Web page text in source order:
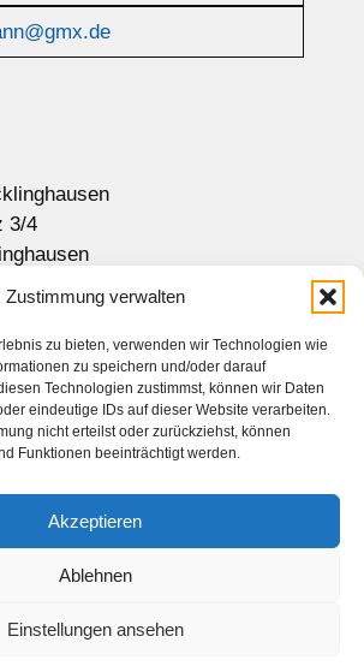
Zustimmung verwalten
zu bieten, verwenden wir Technologien wie
zu speichern und/oder darauf
Technologien zustimmst, können wir Daten
eindeutige IDs auf dieser Website verarbeiten.
nicht erteilst oder zurückziehst, können
Funktionen beeinträchtigt werden.
Akzeptieren
Ablehnen
Einstellungen ansehen
3/4
Maps